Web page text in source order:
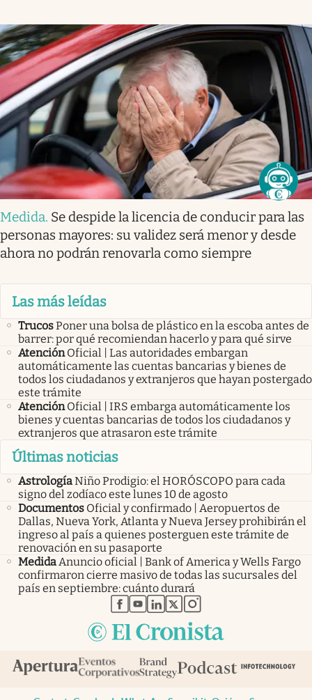
Medida. Se despide la licencia de conducir para las
personas mayores: su validez será menor y desde
ahora no podrán renovarla como siempre
Las más leídas
TrucosPoner una bolsa de plástico en la escoba antes de
barrer: por qué recomiendan hacerlo y para qué sirve
Atención Oficial | Las autoridades embargan
automáticamente las cuentas bancarias y bienes de
todos los ciudadanos y extranjeros que hayan postergado
este trámite
Atención Oficial | IRS embarga automáticamente los
bienes y cuentas bancarias de todos los ciudadanos y
extranjeros que atrasaron este trámite
Últimas noticias
AstrologíaNiño Prodigio: el HORÓSCOPO para cada
signo del zodíaco este lunes 10 de agosto
Documentos Oficial y confirmado | Aeropuertos de
Dallas, Nueva York, Atlanta y Nueva Jersey prohibirán el
ingreso al país a quienes posterguen este trámite de
renovación en su pasaporte
MedidaAnuncio oficial | Bank of America y Wells Fargo
confirmaron cierre masivo de todas las sucursales del
país en septiembre: cuánto durará
abre en nueva pestaña
abre en nueva pestaña
abre en nueva pestaña
abre en nueva pestaña
abre en nueva pestaña